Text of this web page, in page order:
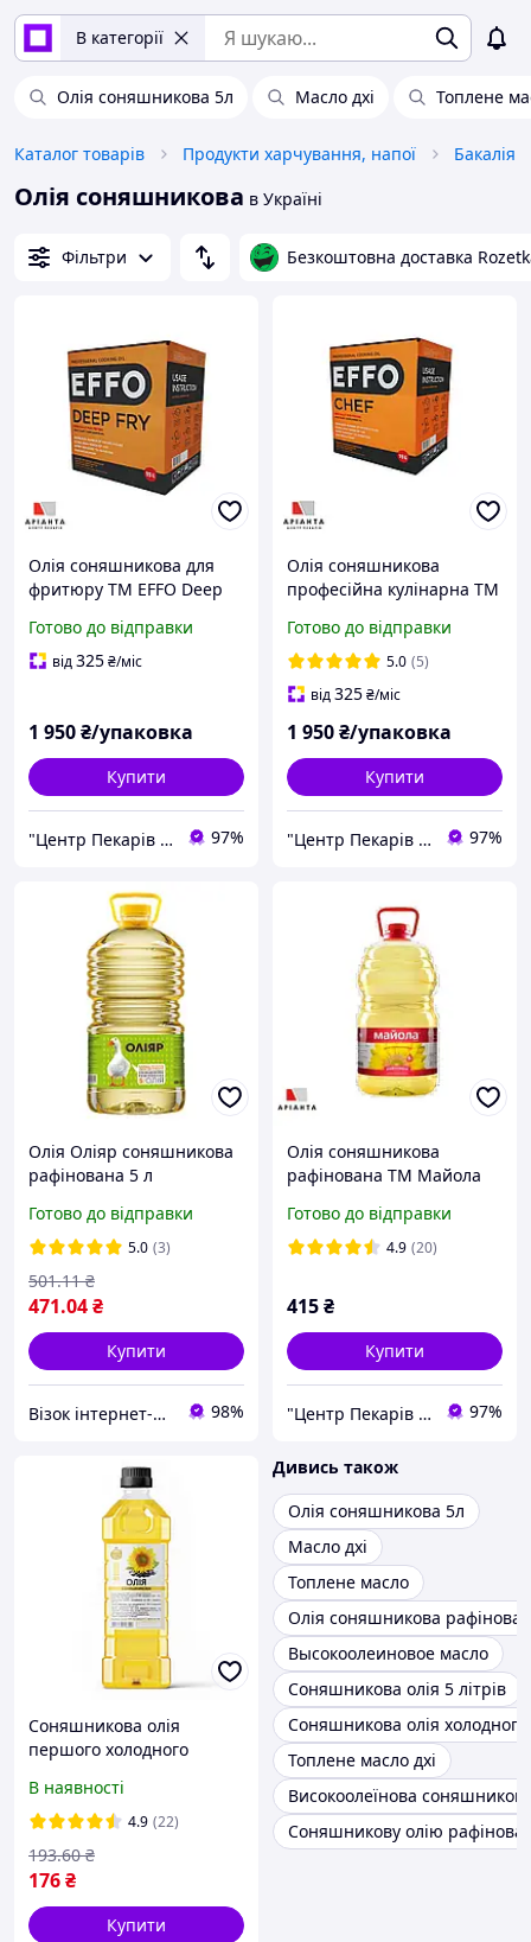
В категорії
Олія соняшникова 5л Масло дхі Топлене
Каталог товарів Продукти харчування, напої Бакалія
Олія соняшникова в Україні
Фільтри Безкоштовна доставка
Олія соняшникова для
фритюру TM EFFO Deep
Готово до відправки
від325₴/міс
1 950₴/упаковка
Купити
"Центр Пекарів "АРІАНТА" ТзОВ 97%
Олія соняшникова
професійна кулінарна TM
Готово до відправки
5.0 (5)
від325₴/міс
1 950₴/упаковка
Купити
"Центр Пекарів "АРІАНТА" ТзОВ 97%
Олія Оліяр соняшникова
рафінована 5 л
Готово до відправки
5.0 (3)
471.04₴
501.11 ₴
Купити
Візок інтернет-магазин 98%
Олія соняшникова
рафінована ТМ Майола
Готово до відправки
4.9 (20)
415₴
Купити
"Центр Пекарів "АРІАНТА" ТзОВ 97%
Соняшникова олія
першого холодного
олія" 1л
В наявності
4.9 (22)
176₴
193.60 ₴
Купити
Дивись також
Олія соняшникова 5л
Масло дхі
Топлене масло
Олія соняшникова
Высокоолеиновое масло
Соняшникова олія 5 літрів
Соняшникова олія
Топлене масло дхі
Високоолеїнова
Соняшникову олію